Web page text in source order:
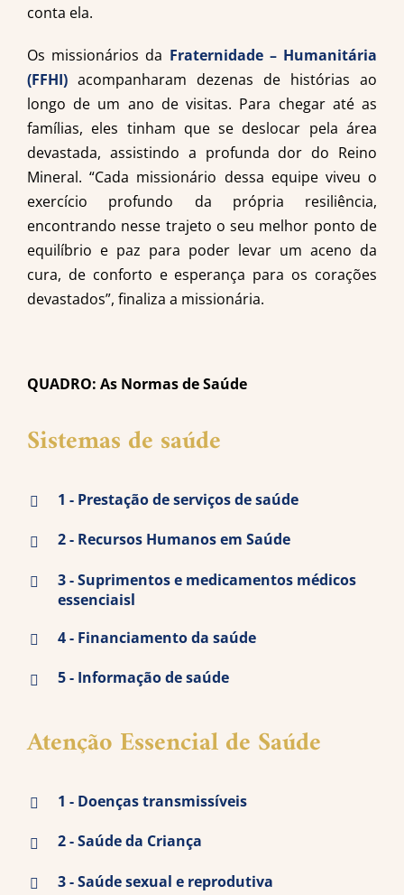
conta ela.
Os missionários da Fraternidade – Humanitária
(FFHI) acompanharam dezenas de histórias ao
longo de um ano de visitas. Para chegar até as
famílias, eles tinham que se deslocar pela área
devastada, assistindo a profunda dor do Reino
Mineral. “Cada missionário dessa equipe viveu o
exercício profundo da própria resiliência,
encontrando nesse trajeto o seu melhor ponto de
equilíbrio e paz para poder levar um aceno da
cura, de conforto e esperança para os corações
devastados”, finaliza a missionária.
QUADRO: As Normas de Saúde
Sistemas de saúde
1 - Prestação de serviços de saúde
2 - Recursos Humanos em Saúde
3 - Suprimentos e medicamentos médicos
essenciaisl
4 - Financiamento da saúde
5 - Informação de saúde
Atenção Essencial de Saúde
1 - Doenças transmissíveis
2 - Saúde da Criança
3 - Saúde sexual e reprodutiva